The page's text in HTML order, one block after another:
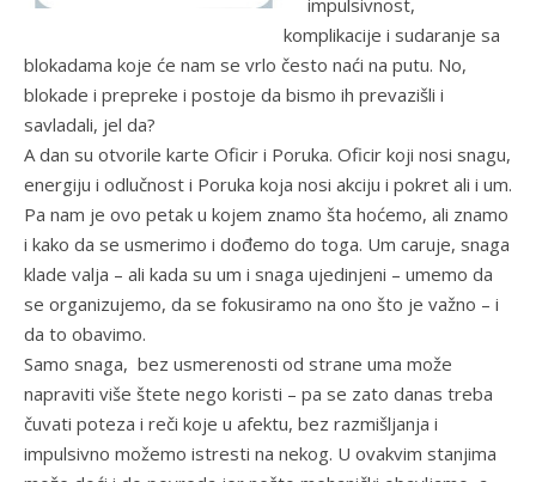
impulsivnost,
komplikacije i sudaranje sa
blokadama koje će nam se vrlo često naći na putu. No,
blokade i prepreke i postoje da bismo ih prevazišli i
savladali, jel da?
A dan su otvorile karte Oficir i Poruka. Oficir koji nosi snagu,
energiju i odlučnost i Poruka koja nosi akciju i pokret ali i um.
Pa nam je ovo petak u kojem znamo šta hoćemo, ali znamo
i kako da se usmerimo i dođemo do toga. Um caruje, snaga
klade valja – ali kada su um i snaga ujedinjeni – umemo da
se organizujemo, da se fokusiramo na ono što je važno – i
da to obavimo.
Samo snaga, bez usmerenosti od strane uma može
napraviti više štete nego koristi – pa se zato danas treba
čuvati poteza i reči koje u afektu, bez razmišljanja i
impulsivno možemo istresti na nekog. U ovakvim stanjima